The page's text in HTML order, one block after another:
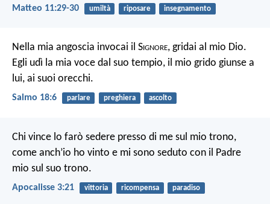
Matteo 11:29-30 umiltà riposare insegnamento
Nella mia angoscia invocai il Signore, gridai al mio Dio.
Egli udì la mia voce dal suo tempio, il mio grido giunse a
lui, ai suoi orecchi.
Salmo 18:6 parlare preghiera ascolto
Chi vince lo farò sedere presso di me sul mio trono,
come anch’io ho vinto e mi sono seduto con il Padre
mio sul suo trono.
Apocalisse 3:21 vittoria ricompensa paradiso